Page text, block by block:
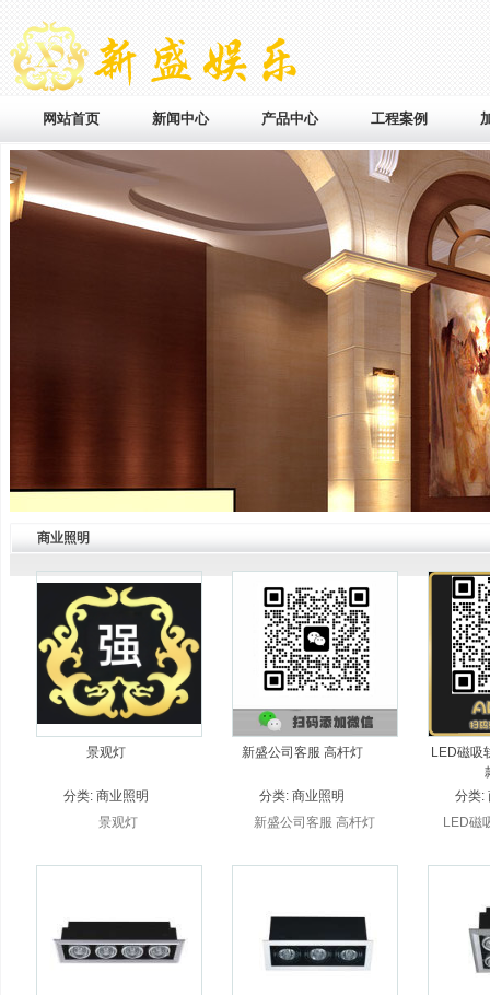
网站首页 新闻中心 产品中心 工程案例
商业照明
景观灯
分类:商业照明
景观灯
新盛公司客服 高杆灯
分类:商业照明
新盛公司客服 高杆灯
LED磁吸
分类:
LED磁